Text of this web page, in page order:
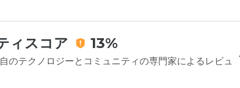
ィスコア 13%
のテクノロジーとコミュニティの専門家によるレビュ